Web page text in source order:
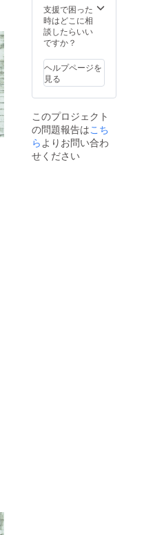
ズを備
考欄に
記載頂
きます
願い致
しま
す。 ※
座席優
演にご
予約頂
いた際
に、当
日のご
す。内
容が変
更にな
る場合
ますが
ご了承
くださ
い。 ※T
の色は
ホワイ
ト一色
のご用
意、サ
支援で困った
時はどこに相
談したらいい
ですか？
ヘルプページを
見る
このプロジェクト
の問題報告はこち
らよりお問い合わ
せください